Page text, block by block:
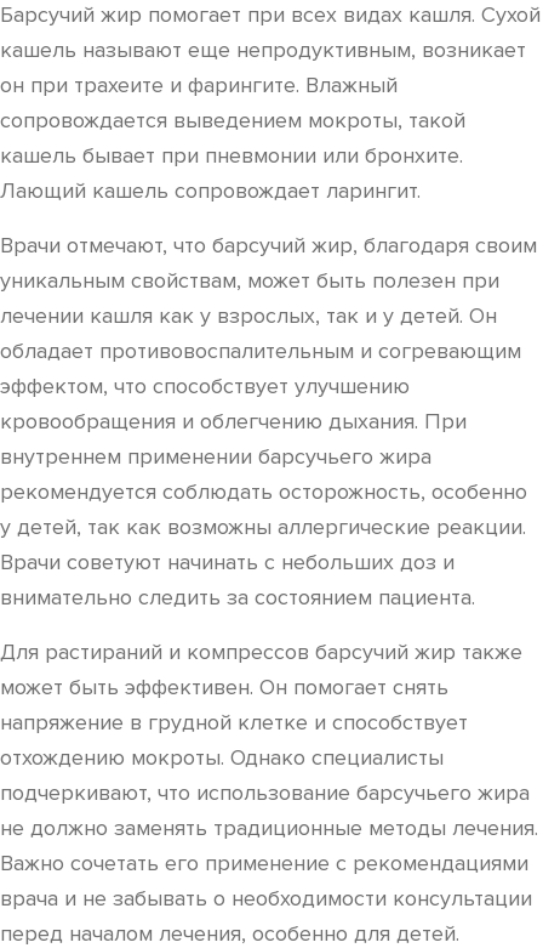
Барсучий жир помогает при всех видах кашля. Сухой
кашель называют еще непродуктивным, возникает
он при трахеите и фарингите. Влажный
сопровождается выведением мокроты, такой
кашель бывает при пневмонии или бронхите.
Лающий кашель сопровождает ларингит.
Врачи отмечают, что барсучий жир, благодаря своим
уникальным свойствам, может быть полезен при
лечении кашля как у взрослых, так и у детей. Он
обладает противовоспалительным и согревающим
эффектом, что способствует улучшению
кровообращения и облегчению дыхания. При
внутреннем применении барсучьего жира
рекомендуется соблюдать осторожность, особенно
у детей, так как возможны аллергические реакции.
Врачи советуют начинать с небольших доз и
внимательно следить за состоянием пациента.
Для растираний и компрессов барсучий жир также
может быть эффективен. Он помогает снять
напряжение в грудной клетке и способствует
отхождению мокроты. Однако специалисты
подчеркивают, что использование барсучьего жира
не должно заменять традиционные методы лечения.
Важно сочетать его применение с рекомендациями
врача и не забывать о необходимости консультации
перед началом лечения, особенно для детей.